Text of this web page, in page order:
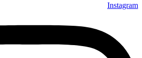
Instagram